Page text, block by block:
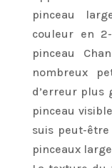
pinceau
couleur en
pinceau
nombreux
d’erreur plus
pinceau
suis peut-
pinceaux